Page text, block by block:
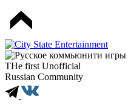
THe first Unofficial
Russian Community